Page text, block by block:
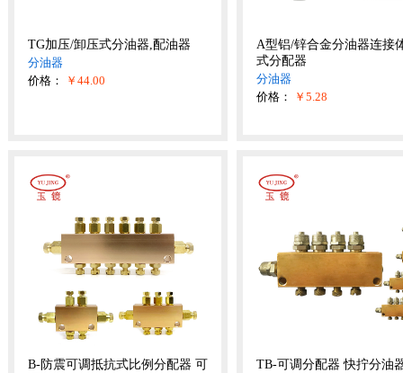
TG加压/卸压式分油器,配油器
分油器
价格：
￥44.00
A型铝/锌合金分油器连接
式分配器
分油器
价格：
￥5.28
B-防震可调抵抗式比例分配器 可
TB-可调分配器 快拧分油